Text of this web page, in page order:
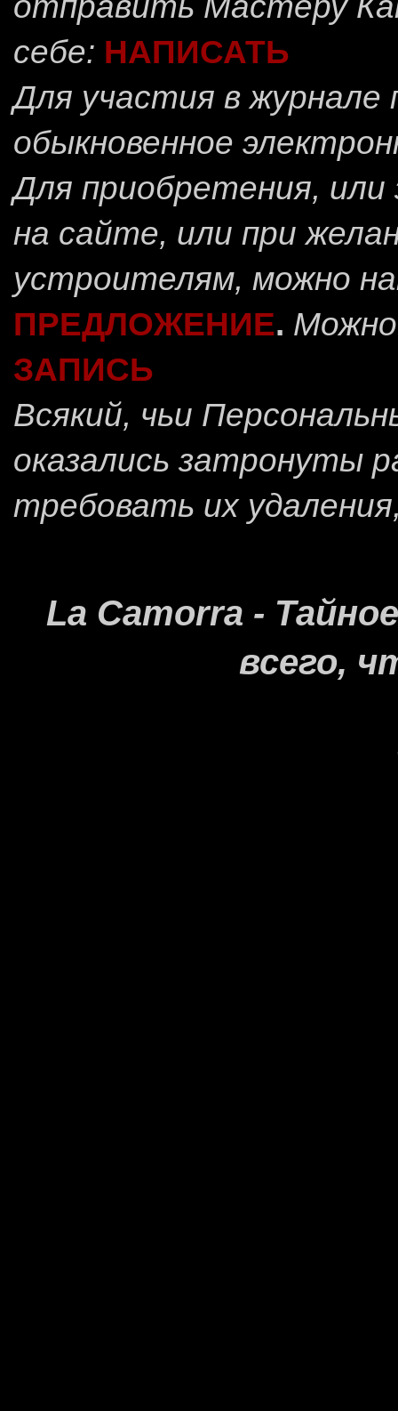
себе: НАПИСАТЬ
Для участия в
обыкновенное
Для приобретения, или
на сайте, или при
устроителям, можно
ПРЕДЛОЖЕНИЕ.
ЗАПИСЬ
Всякий, чьи
оказались затронуты
требовать их
La Camorra -
всего,